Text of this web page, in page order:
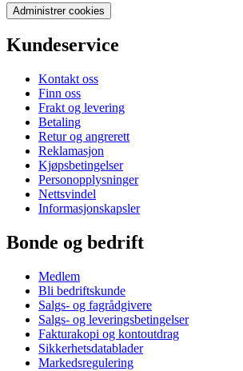
Administrer cookies
Kundeservice
Kontakt oss
Finn oss
Frakt og levering
Betaling
Retur og angrerett
Reklamasjon
Kjøpsbetingelser
Personopplysninger
Nettsvindel
Informasjonskapsler
Bonde og bedrift
Medlem
Bli bedriftskunde
Salgs- og fagrådgivere
Salgs- og leveringsbetingelser
Fakturakopi og kontoutdrag
Sikkerhetsdatablader
Markedsregulering